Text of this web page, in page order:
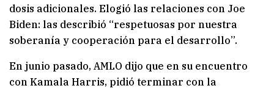
dosis adicionales. Elogió las relaciones con Joe
Biden: las describió “respetuosas por nuestra
soberanía y cooperación para el desarrollo”.
En junio pasado, AMLO dijo que en su encuentro
con Kamala Harris, pidió terminar con la